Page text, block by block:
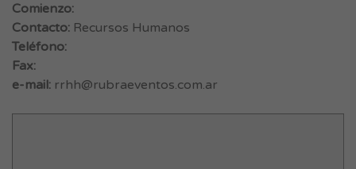
Comienzo:
Contacto: Recursos Humanos
Teléfono:
Fax:
e-mail: rrhh@rubraeventos.com.ar